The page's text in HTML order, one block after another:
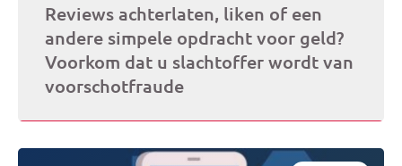
Reviews achterlaten, liken of een
andere simpele opdracht voor geld?
Voorkom dat u slachtoffer wordt van
voorschotfraude